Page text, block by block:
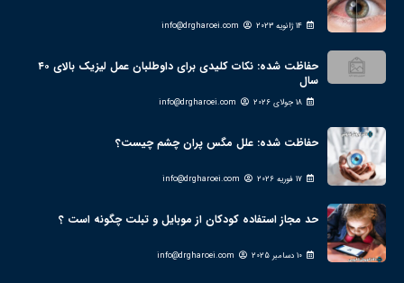
14 ژانویه 2023 info@drgharoei.com
حفاظت شده: نکات کلیدی برای داوطلبان عمل لیزیک بالای ۴۰
سال
18 جولای 2026 info@drgharoei.com
حفاظت شده: علل مگس پران چشم چیست؟
17 فوریه 2026 info@drgharoei.com
حد مجاز استفاده کودکان از موبایل و تبلت چگونه است ؟
10 دسامبر 2025 info@drgharoei.com